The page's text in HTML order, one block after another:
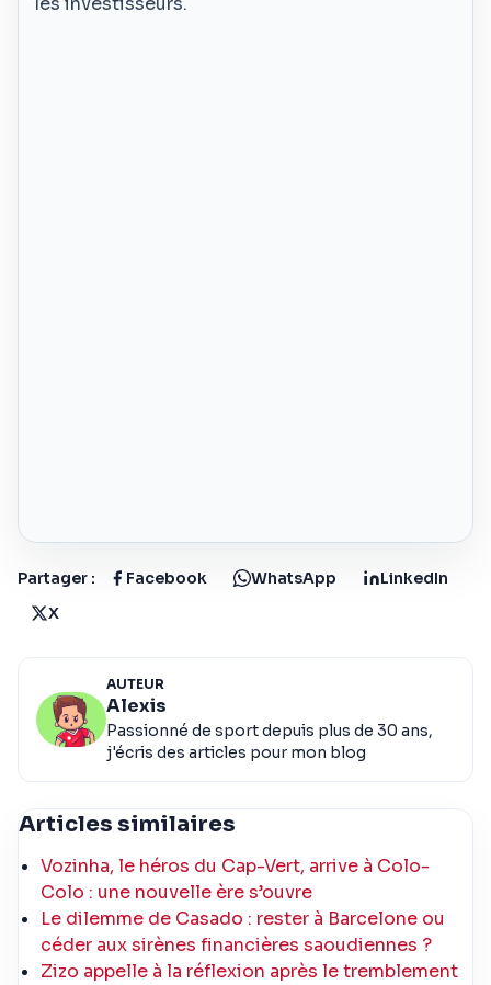
Partager : Facebook WhatsApp
LinkedIn
X
AUTEUR
Alexis
Passionné de sport depuis plus de 30 ans,
j'écris des articles pour mon blog
Articles similaires
Vozinha, le héros du Cap-Vert, arrive à Colo-
Colo : une nouvelle ère s’ouvre
Le dilemme de Casado : rester à Barcelone ou
céder aux sirènes financières saoudiennes ?
Zizo appelle à la réflexion après le tremblement